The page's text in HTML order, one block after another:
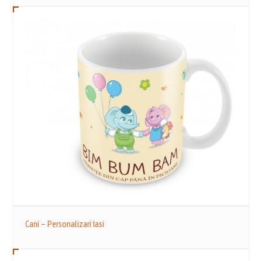
Cani – Personalizari Iasi